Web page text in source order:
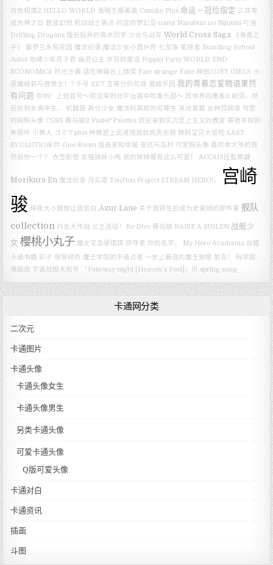
白色相簿2 HELLO WORLD 海贼王娜美篇 Comike Plus 命运－冠位指定 三井寿
成为神之日 碧蓝幻想 机动战士高达 约定的梦幻岛 nami Nanabun no Nijuuni 叮当
Drifting Dragons 擅长捉弄的高木同学 少女与战车 World Cross Saga
《海兽之
子》
紫罗兰永恒花园 魔法纪录:魔法少女小圆外传 七龙珠 星掠者 Boarding School
Juliet 地缚少年花子君 幽灵公主 岁月的童话 Poppin’Party WORLD END
ECONOMiCA 时光沙漏 请在伸展台上微笑 Fate strange Fake 神田川JET GIRLS 小
恶魔缇莉与救世主！? 千寻 22/7 五等分的花嫁 猫娘乐园 我的青春恋爱物语果然
有问题 吹响！上低音号～欢迎来到北宇治高中吹奏乐部～ 异世界四重奏2 剃须。然
后捡到女高中生。
机器猫 高分少女 魔法科高校的劣等生 来访者篇 女神异闻录 可爱
的狗狗头像 CGSS 赛马娘2 Pastel*Palettes 欢迎来到实力至上主义的教室 寄宿学校的
朱丽叶 小黄人 コミケplus 神推登上武道馆我就死而无憾 数码宝贝大冒险 LAST
EVOLUTION 绊 One Room 插画家知世俊 安达与岛村 可爱狗头像 喜欢本大爷的竟
然就你一个？
衣笠彰梧 龙猫妹妹小梅 我的妹妹哪有这么可爱！ ACCA13区監察課
Morikura En 魔法纪录 月岛雯 TouHou Project STREAM HERO!，
宫崎
骏 辉夜大小姐想让我告白 Azur Lane 关于我转生后成为史莱姆的那件事 舰队
collection 约会大作战 公主连结！Re:Dive 赛马娘 RAISE A SUILEN 战舰少
女 櫻桃小丸子 魔女宅急便琪琪 掠夺者 你的名字。 My Hero Academia 白箱
卡通书籍 彩子 侧耳倾听 魔王学院的不适合者 ～史上最强的魔王始祖 前言！
科学超
电磁炮 宇宙战舰大和号 「Fate/stay night [Heaven's Feel]」Ⅲ.spring song
卡通网分类
二次元
卡通图片
卡通头像
卡通头像女生
卡通头像男生
另类卡通头像
可爱卡通头像
Q版可爱头像
卡通对白
卡通资讯
插画
斗图